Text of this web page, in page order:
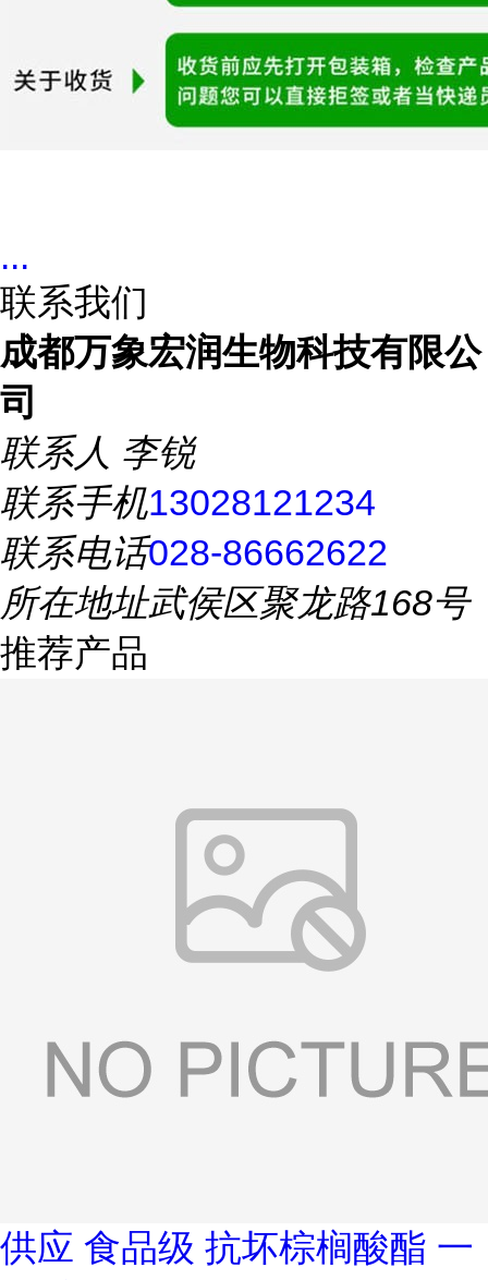
...
联系我们
成都万象宏润生物科技有限公
司
联系人 李锐
联系手机13028121234
联系电话028-86662622
所在地址武侯区聚龙路168号
推荐产品
供应 食品级 抗坏棕榈酸酯 一